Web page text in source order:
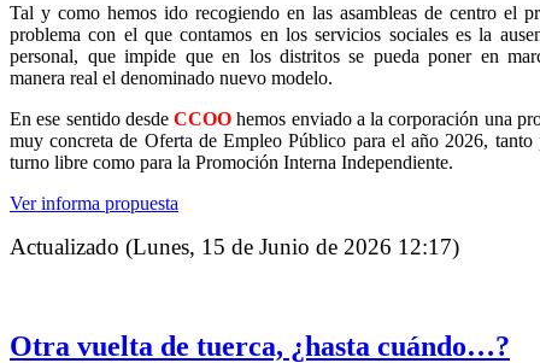
Tal y como hemos ido recogiendo en las asambleas de centro el
problema con el que contamos en los servicios sociales es la
personal, que impide que en los distritos se pueda poner en
manera real el denominado nuevo modelo.
En ese sentido desdeCCOO hemos enviado a la corporación una
muy concreta de Oferta de Empleo Público para el año 2026, tanto
turno libre como para la Promoción Interna Independiente.
Ver informa propuesta
Actualizado (Lunes, 15 de Junio de 2026 12:17)
Otra vuelta de tuerca, ¿hasta cuándo…?